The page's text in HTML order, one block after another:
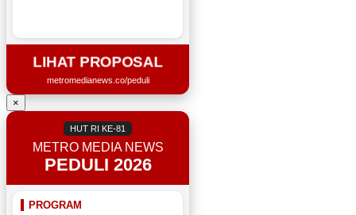
LIHAT PROPOSAL
metromedianews.co/peduli
×
HUT RI KE-81
METRO MEDIA NEWS
PEDULI 2026
PROGRAM